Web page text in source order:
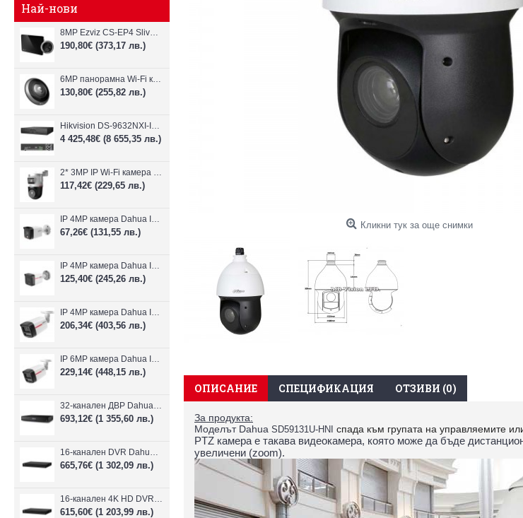
Най-нови
8MP Ezviz CS-EP4 Sliver Wi-Fi видеодомофон
190,80€ (373,17 лв.)
6MP панорамна Wi-Fi камерa Ezviz CS-E4p
130,80€ (255,82 лв.)
Hikvision DS-9632NXI-I8/VPro – 32-канален NVR с интелигентен AI анализ
4 425,48€ (8 655,35 лв.)
2* 3MP IP Wi-Fi камера Dahua P3D-3F-PV-P-0280B/0600B-PRO
117,42€ (229,65 лв.)
IP 4MP камера Dahua IPC-B1E40-A-0280B, 2.8mm, IR 30m
67,26€ (131,55 лв.)
IP 4MP камера Dahua IPC-HFW1439TC1-A-LED-0280B-PRO, 2.8mm, IR 30m
125,40€ (245,26 лв.)
IP 4MP камера Dahua IPC-HFW2449TL-S-LED-0280B-PRO, 2.8mm, IR 50m
206,34€ (403,56 лв.)
IP 6MP камера Dahua IPC-HFW2649TL-S-LED-0280B-PRO, 2.8mm, IR 50m
229,14€ (448,15 лв.)
32-канален ДВР Dahua XVR5232AN-I3/Т
693,12€ (1 355,60 лв.)
16-канален DVR Dahua XVR5216AN-4KL-I3/T + 16 IP
665,76€ (1 302,09 лв.)
16-канален 4K HD DVR Dahua XVR5116H-4KL-I3/T + 16 IP камери
615,60€ (1 203,99 лв.)
Кликни тук за още снимки
ОПИСАНИЕ СПЕЦИФИКАЦИЯ ОТЗИВИ (0)
За продукта:
Моделът Dahua SD59131U-HNI спада към групата на управляемите
PTZ камера е такава видеокамера, която може да бъде
увеличени (zoom).